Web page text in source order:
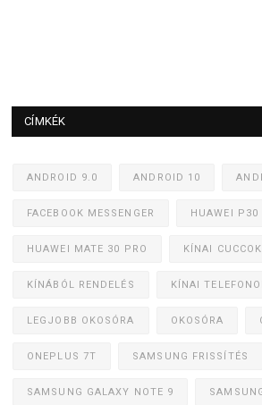
CÍMKÉK
ANDROID 9.0 ANDROID 10
FACEBOOK MESSENGER HUAWEI P30
HUAWEI MATE 30 PRO KÍNAI CUCCOK
KÍNÁBÓL RENDELÉS KÍNAI
LEGJOBB OKOSÓRA OKOSÓRA
ONEPLUS 7T SAMSUNG FRISSÍTÉS
SAMSUNG GALAXY NOTE 9